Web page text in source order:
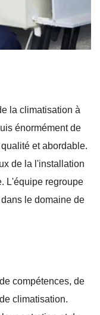
la climatisation à
énormément de
et abordable.
de la l'installation
L'équipe regroupe
le domaine de
compétences, de
climatisation.